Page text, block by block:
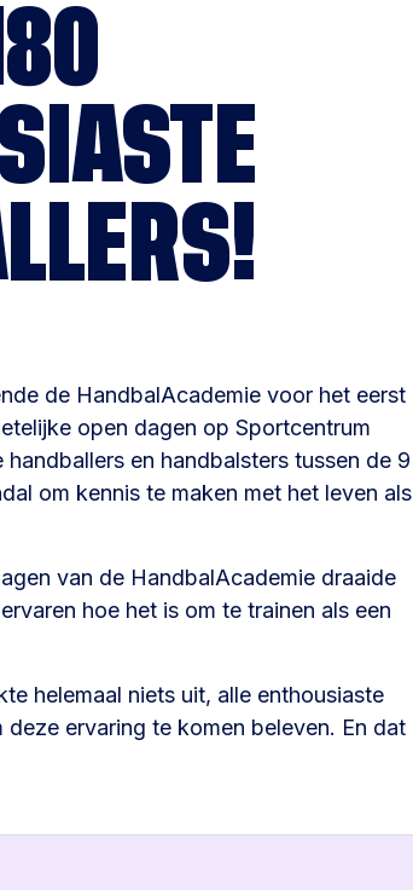
de HandbalAcademie voor het eerst
open dagen op Sportcentrum
en handbalsters tussen de 9
om kennis te maken met het leven als
van de HandbalAcademie draaide
hoe het is om te trainen als een
helemaal niets uit, alle enthousiaste
ervaring te komen beleven. En dat